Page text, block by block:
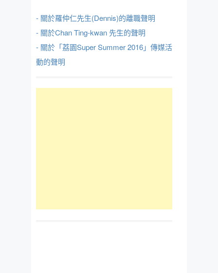
- 關於羅仲仁先生(Dennis)的離職聲明
- 關於Chan Ting-kwan 先生的聲明
- 關於「荔園Super Summer 2016」傳媒活
動的聲明